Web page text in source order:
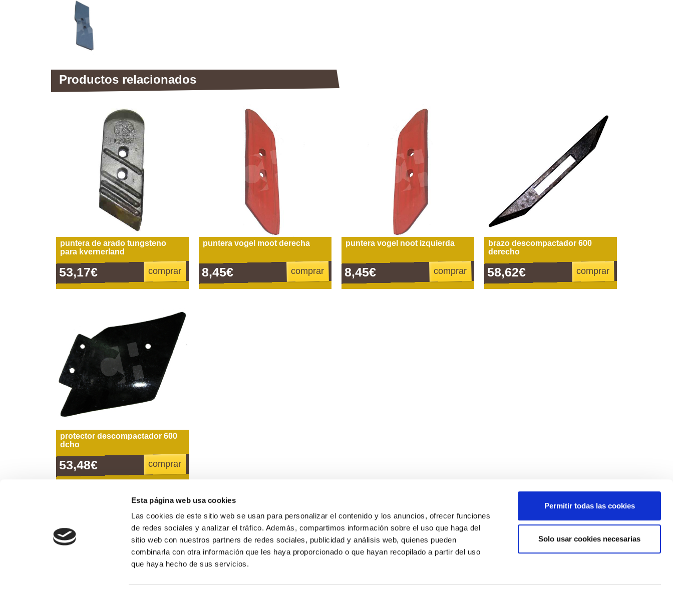
Esta página web usa cookies
Las cookies de este sitio web se usan para personalizar el contenido y los anuncios, ofrecer funciones
de redes sociales y analizar el tráfico. Además, compartimos información sobre el uso que haga del
sitio web con nuestros partners de redes sociales, publicidad y análisis web, quienes pueden
combinarla con otra información que les haya proporcionado o que hayan recopilado a partir del uso
que haya hecho de sus servicios.
Permitir todas las cookies
Solo usar cookies necesarias
Productos relacionados
puntera de arado tungsteno
para kvernerland
53,17€ comprar
puntera vogel moot derecha
8,45€ comprar
puntera vogel noot izquierda
8,45€ comprar
brazo descompactador 600
derecho
58,62€ comprar
protector descompactador 600
dcho
53,48€ comprar
Formas de pago
Gastos de envío gratis
para compras superiores a 120 €
¿Quieres estar siempre informado?
Apúntate a nuestro newsletter
974 311 109